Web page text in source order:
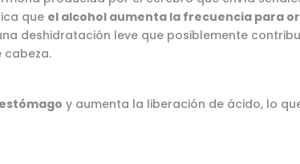
que el alcohol aumenta la frecuencia para
deshidratación leve que posiblemente
cabeza.
y aumenta la liberación de ácido, lo